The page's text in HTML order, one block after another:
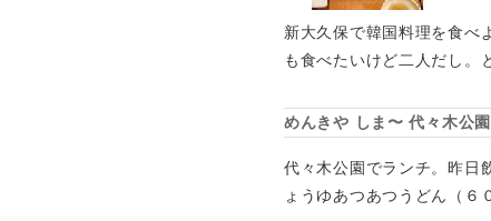
新大久保で韓国料理を食べ
も食べたいけど二人だし。
めんきや しま〜 代々木公
代々木公園でランチ。昨日
ょうゆあつあつうどん（６